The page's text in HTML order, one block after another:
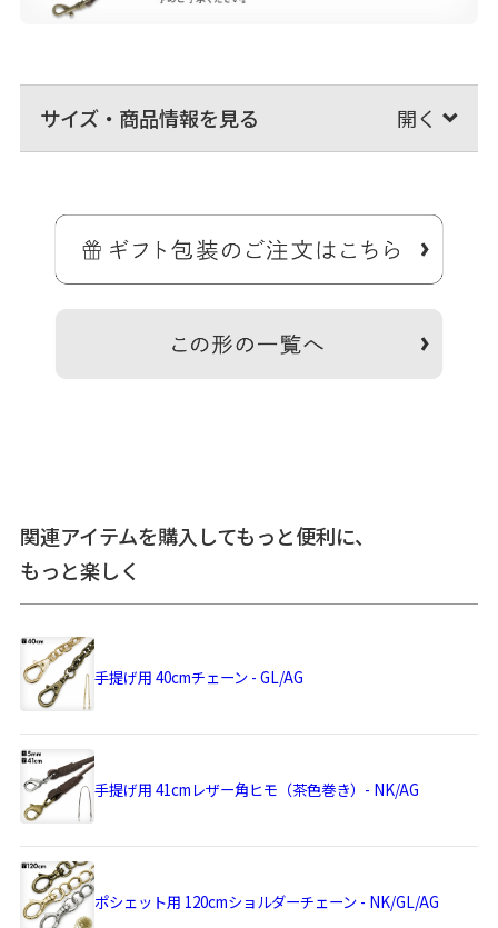
サイズ・商品情報を見る
通帳やスマホも入る、持ち手が付いた大容量の横長親子がま口財布。
きらびやかな金襴生地を使った、親子がま口の長財布です。
備考
デリケートな生地を使用しているので、ひっかかりなどにご
サイズ詳細
＜本体＞
フリーポケット：高さ5cm、幅16cm
関連アイテムを購入してもっと便利に、
もっと楽しく
手提げ用 40cmチェーン - GL/AG
手提げ用 41cmレザー角ヒモ（茶色巻き）- NK/AG
ポシェット用 120cmショルダーチェーン - NK/GL/AG